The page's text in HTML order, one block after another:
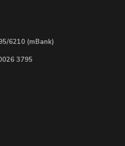
6210 (mBank)
3795